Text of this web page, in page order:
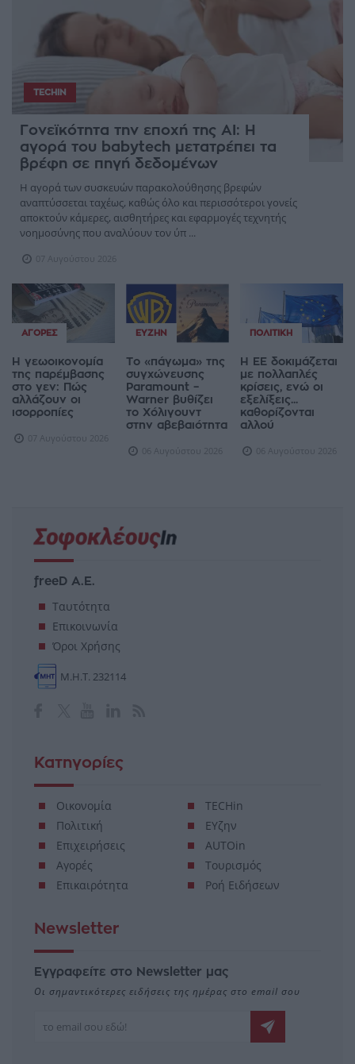
TECHIN
Γονεϊκότητα την εποχή της AI: Η
αγορά του babytech μετατρέπει τα
βρέφη σε πηγή δεδομένων
Η αγορά των συσκευών παρακολούθησης βρεφών
αναπτύσσεται ταχέως, καθώς όλο και περισσότεροι γονείς
αποκτούν κάμερες, αισθητήρες και εφαρμογές τεχνητής
νοημοσύνης που αναλύουν τον ύπ ...
07 Αυγούστου 2026
ΑΓΟΡΈΣ
Η γεωοικονομία
της παρέμβασης
στο γεν: Πώς
αλλάζουν οι
ισορροπίες
07 Αυγούστου 2026
ΕΥΖΗΝ
Το «πάγωμα» της
συγχώνευσης
Paramount –
Warner βυθίζει
το Χόλιγουντ
στην αβεβαιότητα
06 Αυγούστου 2026
ΠΟΛΙΤΙΚΉ
Η ΕΕ δοκιμάζεται
με πολλαπλές
κρίσεις, ενώ οι
εξελίξεις...
καθορίζονται
αλλού
06 Αυγούστου 2026